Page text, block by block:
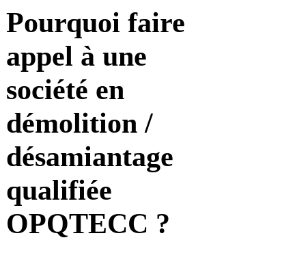
Pourquoi faire
appel à une
société en
démolition /
désamiantage
qualifiée
OPQTECC ?